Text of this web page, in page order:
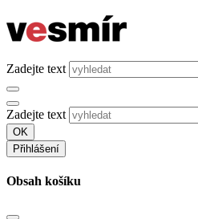
Zadejte text
Zadejte text
OK
Přihlášení
Obsah košíku